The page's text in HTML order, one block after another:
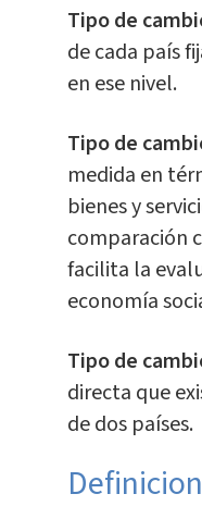
Tipo de
de cada país
en ese nivel.
Tipo de
medida en
bienes y
comparación
facilita la
economía
Tipo de
directa que
de dos países.